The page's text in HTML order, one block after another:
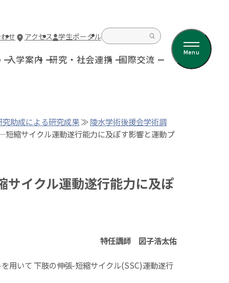
せ アクセス 学生ポータル
入学案内 研究・社会連携 国際交流
Menu
助成による研究成果≫陵水学術後援会学術調
縮サイクル運動遂行能力に及ぽす影響と運動プ
イクル運動遂行能力に及ぽ
特任講師 図子浩太佑
用いて 下肢の伸張-短縮サイクル(SSC)運動遂行